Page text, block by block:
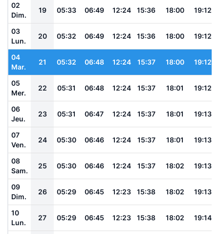
02
Dim.
19 05:33 06:49 12:24 15:36 18:00 19:12
03
Lun.
20 05:32 06:49 12:24 15:36 18:00 19:12
04
Mar.
21 05:32 06:48 12:24 15:37 18:00 19:12
05
Mer.
22 05:31 06:48 12:24 15:37 18:01 19:12
06
Jeu.
23 05:31 06:47 12:24 15:37 18:01 19:13
07
Ven.
24 05:30 06:46 12:24 15:37 18:01 19:13
08
Sam.
25 05:30 06:46 12:24 15:37 18:02 19:13
09
Dim.
26 05:29 06:45 12:23 15:38 18:02 19:13
10
Lun.
27 05:29 06:45 12:23 15:38 18:02 19:14